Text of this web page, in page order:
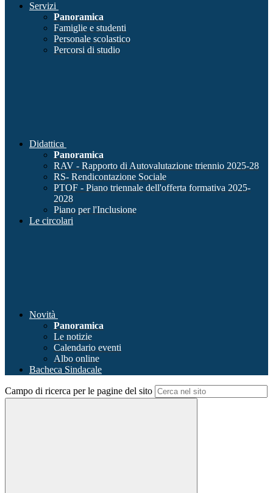
Servizi
Panoramica
Famiglie e studenti
Personale scolastico
Percorsi di studio
Didattica
Panoramica
RAV - Rapporto di Autovalutazione triennio 2025-28
RS- Rendicontazione Sociale
PTOF - Piano triennale dell'offerta formativa 2025-
2028
Piano per l'Inclusione
Le circolari
Novità
Panoramica
Le notizie
Calendario eventi
Albo online
Bacheca Sindacale
Campo di ricerca per le pagine del sito